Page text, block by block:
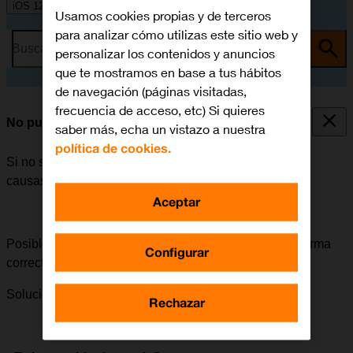
iOS 12.0
Busca por problema o tema
No puedo encender mi móvil
Si no se puede encender el móvil, puede haber varias
causas posibles al problema.
Posible causa 2 de 2:
El móvil se debe encender de forma
correcta.
Solución: Cómo encender el móvil.
Usamos cookies propias y de terceros
para analizar cómo utilizas este sitio web y
personalizar los contenidos y anuncios
que te mostramos en base a tus hábitos
de navegación (páginas visitadas,
frecuencia de acceso, etc) Si quieres
saber más, echa un vistazo a nuestra
política de cookies.
Configurar
Rechazar
Aceptar